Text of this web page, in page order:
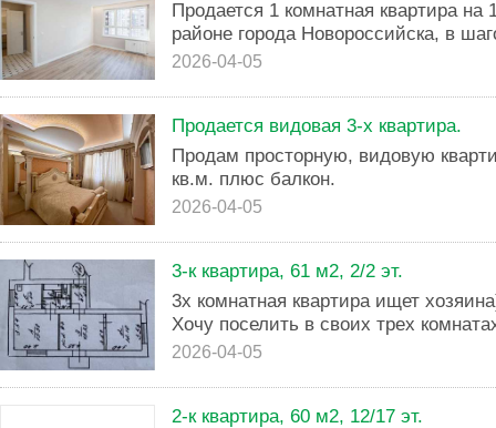
Продается 1 комнатная квартира
районе города Новороссийска, в
2026-04-05
Продается видовая 3-х квартира.
Продам просторную, видовую
кв.м. плюс балкон.
2026-04-05
3-к квартира, 61 м2, 2/2 эт.
3х комнатная квартира ищет
Хочу поселить в своих трех
2026-04-05
2-к квартира, 60 м2, 12/17 эт.